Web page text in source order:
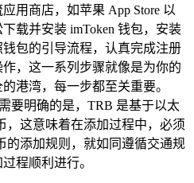
用商店，如苹果 App Store 以
载并安装 imToken 钱包，安装
包的引导流程，认真完成注册
，这一系列步骤就像是为你的
港湾，每一步都至关重要。
要明确的是，TRB 是基于以太
，这意味着在添加过程中，必须
的添加规则，就如同遵循交通规
程顺利进行。